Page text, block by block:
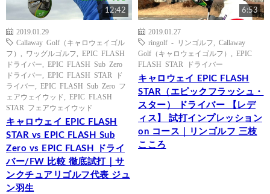
12:42
2019.01.29
Callaway Golf（キャロウェイゴル
フ）
ワッグルゴルフ
EPIC FLASH
ドライバー
EPIC FLASH Sub Zero
ドライバー
EPIC FLASH STAR ド
ライバー
EPIC FLASH Sub Zero フ
ェアウェイウッド
EPIC FLASH
STAR フェアウェイウッド
キャロウェイ EPIC FLASH
STAR vs EPIC FLASH Sub
Zero vs EPIC FLASH ドライ
バー/FW 比較 徹底試打｜サ
ンクチュアリゴルフ代表 ジュ
ン羽生
6:53
2019.01.27
ringolf - リンゴルフ
Callaway
Golf（キャロウェイゴルフ）
EPIC
FLASH STAR ドライバー
キャロウェイ EPIC FLASH
STAR（エピックフラッシュ・
スター） ドライバー 【レデ
ィス】 試打インプレッション
on コース｜リンゴルフ 三枝
こころ